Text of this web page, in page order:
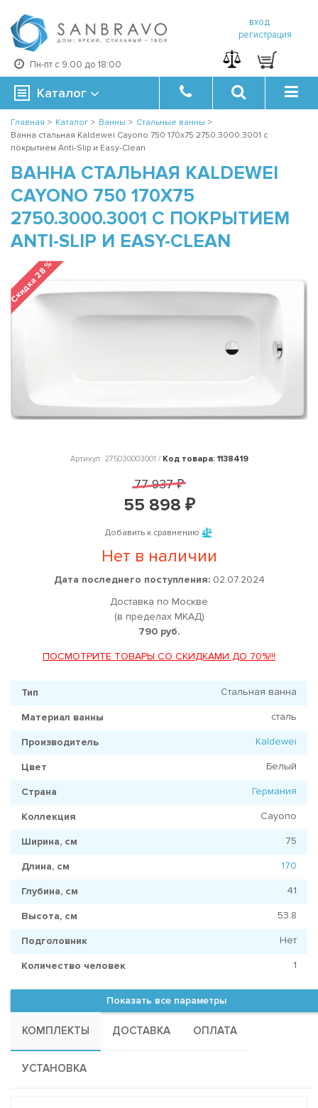
Пн-пт с 9:00 до 18:00
вход
регистрация
Каталог
Главная > Каталог > Ванны > Стальные ванны >
Ванна стальная Kaldewei Cayono 750 170x75 2750.3000.3001 с
покрытием Anti-Slip и Easy-Clean
ВАННА СТАЛЬНАЯ KALDEWEI
CAYONO 750 170X75
2750.3000.3001 С ПОКРЫТИЕМ
ANTI-SLIP И EASY-CLEAN
Скидка 28 %
Артикул: 275030003001 / Код товара: 1138419
77 937 ₽
55 898 ₽
Добавить к сравнению
Нет в наличии
Дата последнего поступления:02.07.2024
Доставка по Москве
(в пределах МКАД)
790 руб.
ПОСМОТРИТЕ ТОВАРЫ СО СКИДКАМИ ДО 70%!!!
Тип Стальная ванна
Материал ванны сталь
Производитель Kaldewei
Цвет Белый
Страна Германия
Коллекция Cayono
Ширина, см 75
Длина, см 170
Глубина, см 41
Высота, см 53.8
Подголовник Нет
Количество человек 1
Показать все параметры
КОМПЛЕКТЫ ДОСТАВКА ОПЛАТА
УСТАНОВКА